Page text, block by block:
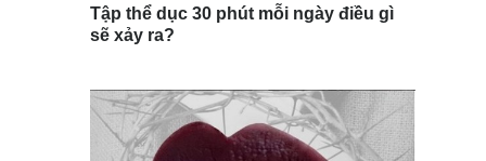
Tập thể dục 30 phút mỗi ngày điều gì
sẽ xảy ra?